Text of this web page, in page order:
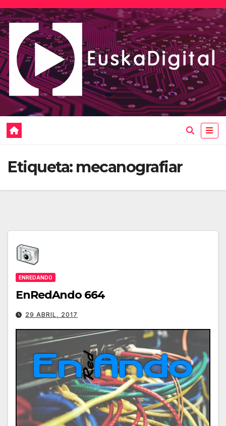
Saltar
al
contenido
Etiqueta: mecanografiar
ENREDANDO
EnRedAndo 664
29 ABRIL, 2017